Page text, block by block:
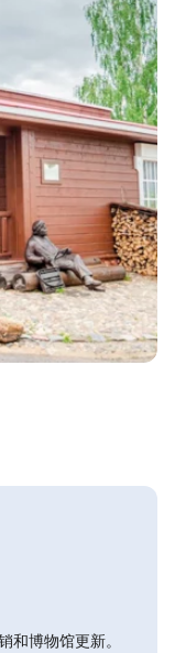
和博物馆更新。